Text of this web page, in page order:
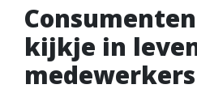
kijkje in